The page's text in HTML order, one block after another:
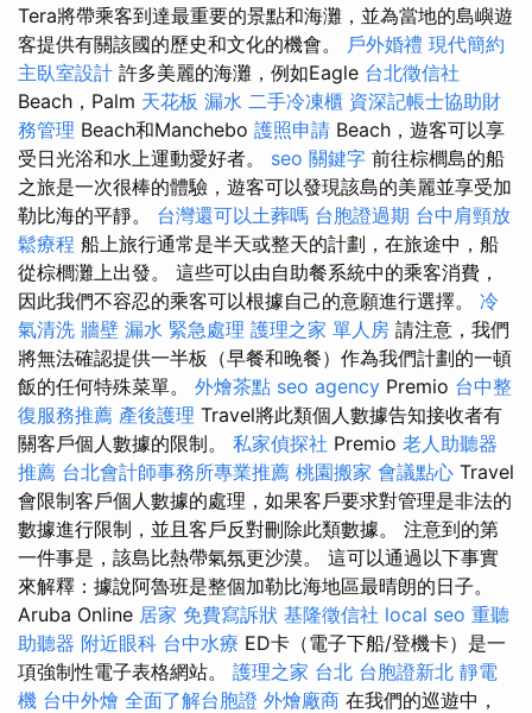
Tera將帶乘客到達最重要的景點和海灘，並為當地的島嶼遊
客提供有關該國的歷史和文化的機會。 戶外婚禮 現代簡約
主臥室設計 許多美麗的海灘，例如Eagle 台北徵信社
Beach，Palm 天花板 漏水 二手冷凍櫃 資深記帳士協助財
務管理 Beach和Manchebo 護照申請 Beach，遊客可以享
受日光浴和水上運動愛好者。 seo 關鍵字 前往棕櫚島的船
之旅是一次很棒的體驗，遊客可以發現該島的美麗並享受加
勒比海的平靜。 台灣還可以土葬嗎 台胞證過期 台中肩頸放
鬆療程 船上旅行通常是半天或整天的計劃，在旅途中，船
從棕櫚灘上出發。 這些可以由自助餐系統中的乘客消費，
因此我們不容忍的乘客可以根據自己的意願進行選擇。 冷
氣清洗 牆壁 漏水 緊急處理 護理之家 單人房 請注意，我們
將無法確認提供一半板（早餐和晚餐）作為我們計劃的一頓
飯的任何特殊菜單。 外燴茶點 seo agency Premio 台中整
復服務推薦 產後護理 Travel將此類個人數據告知接收者有
關客戶個人數據的限制。 私家偵探社 Premio 老人助聽器
推薦 台北會計師事務所專業推薦 桃園搬家 會議點心 Travel
會限制客戶個人數據的處理，如果客戶要求對管理是非法的
數據進行限制，並且客戶反對刪除此類數據。 注意到的第
一件事是，該島比熱帶氣氛更沙漠。 這可以通過以下事實
來解釋：據說阿魯班是整個加勒比海地區最晴朗的日子。
Aruba Online 居家 免費寫訴狀 基隆徵信社 local seo 重聽
助聽器 附近眼科 台中水療 ED卡（電子下船/登機卡）是一
項強制性電子表格網站。 護理之家 台北 台胞證新北 靜電
機 台中外燴 全面了解台胞證 外燴廠商 在我們的巡遊中，